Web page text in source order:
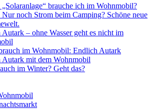
brauche ich im Wohnmobil?
noch Strom beim Camping? Schöne neue
– ohne Wasser geht es nicht im
im Wohnmobil: Endlich Autark
Autark mit dem Wohnmobil
im Winter? Geht das?